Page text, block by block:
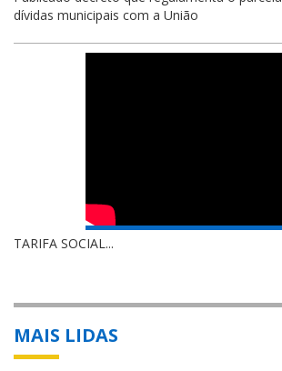
dívidas municipais com a União
TARIFA SOCIAL...
MAIS LIDAS